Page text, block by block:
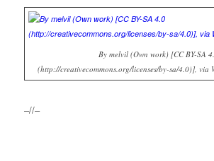
By melvil (Own work) [CC BY-SA
(http://creativecommons.org/licenses/by-sa/4.0)], via
–//–